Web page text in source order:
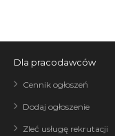
Dla pracodawców
Cennik ogłoszeń
Dodaj ogłoszenie
Zleć usługę rekrutacji